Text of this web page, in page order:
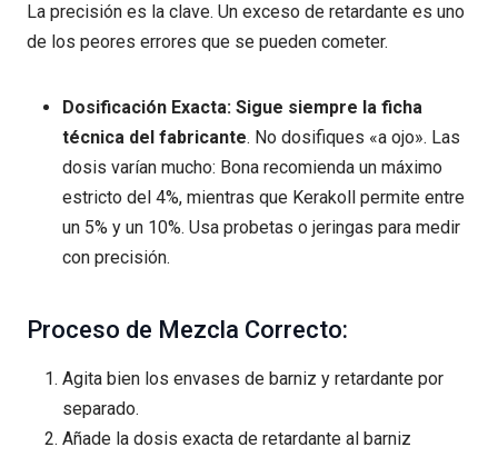
La precisión es la clave. Un exceso de retardante es uno
de los peores errores que se pueden cometer.
Dosificación Exacta: Sigue siempre la ficha
técnica del fabricante. No dosifiques «a ojo». Las
dosis varían mucho: Bona recomienda un máximo
estricto del 4%, mientras que Kerakoll permite entre
un 5% y un 10%. Usa probetas o jeringas para medir
con precisión.
Proceso de Mezcla Correcto:
Agita bien los envases de barniz y retardante por
separado.
Añade la dosis exacta de retardante al barniz